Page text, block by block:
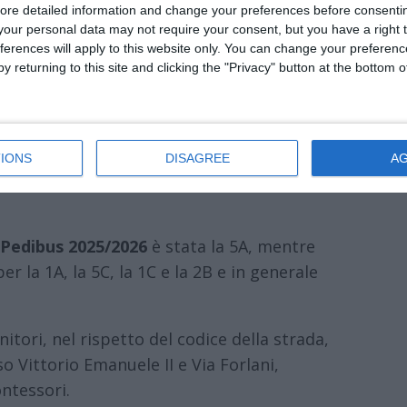
detailed information and change your preferences before
personal data may not require your consent, but you have a right
will apply to this website only. You can change your
returning to this site and clicking the "Privacy" button at the bottom
DISAGREE
, un progetto promosso dalla
della mobilità scolastica, puntando a
sicurezza, a rafforzarel’azione
Pedibus 2025/2026 è stata la 5A, mentre
la 1A, la 5C, la 1C e la 2B e in generale
nel rispetto del codice della strada,
Vittorio Emanuele II e Via Forlani,